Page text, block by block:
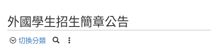
外國學生招生簡章公告
切換分類